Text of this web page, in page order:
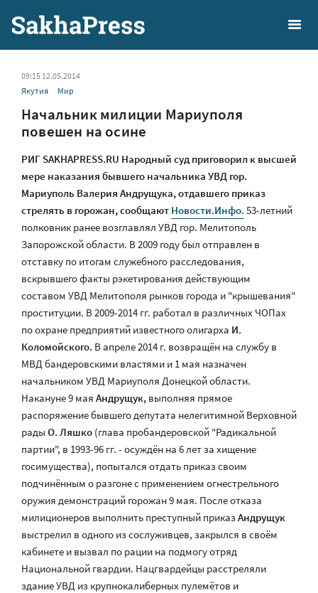
09:15 12.05.2014
Якутия
Мир
Начальник милиции Мариуполя
повешен на осине
РИГ SAKHAPRESS.RU Народный суд приговорил к высшей
мере наказания бывшего начальника УВД гор.
Мариуполь Валерия Андрущука, отдавшего приказ
стрелять в горожан, сообщают Новости.Инфо. 53-летний
полковник ранее возглавлял УВД гор. Мелитополь
Запорожской области. В 2009 году был отправлен в
отставку по итогам служебного расследования,
вскрывшего факты рэкетирования действующим
составом УВД Мелитополя рынков города и "крышевания"
проституции. В 2009-2014 гг. работал в различных ЧОПах
по охране предприятий известного олигарха И.
Коломойского. В апреле 2014 г. возвращён на службу в
МВД бандеровскими властями и 1 мая назначен
начальником УВД Мариуполя Донецкой области.
Накануне 9 мая Андрущук, выполняя прямое
распоряжение бывшего депутата нелегитимной Верховной
рады О. Ляшко (глава пробандеровской "Радикальной
партии", в 1993-96 гг. - осуждён на 6 лет за хищение
госимущества), попытался отдать приказ своим
подчинённым о разгоне с применением огнестрельного
оружия демонстраций горожан 9 мая. После отказа
милиционеров выполнить преступный приказАндрущук
выстрелил в одного из сослуживцев, закрылся в своём
кабинете и вызвал по рации на подмогу отряд
Национальной гвардии. Нацгвардейцы расстреляли
здание УВД из крупнокалиберных пулемётов и